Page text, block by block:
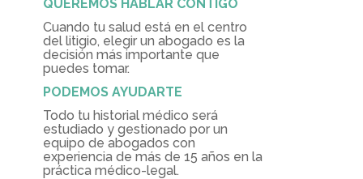
QUEREMOS HABLAR CONTIGO
Cuando tu salud está en el centro
del litigio, elegir un abogado es la
decisión más importante que
puedes tomar.
PODEMOS AYUDARTE
Todo tu historial médico será
estudiado y gestionado por un
equipo de abogados con
experiencia de más de 15 años en la
práctica médico-legal.